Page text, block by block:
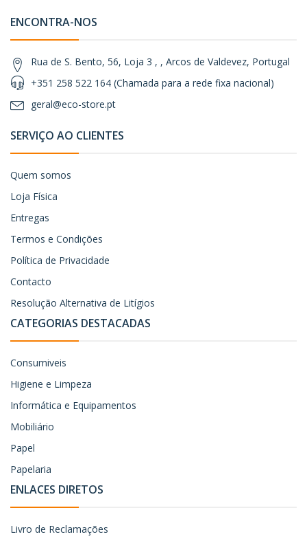
ENCONTRA-NOS
Rua de S. Bento, 56, Loja 3 , , Arcos de Valdevez, Portugal
+351 258 522 164 (Chamada para a rede fixa nacional)
geral@eco-store.pt
SERVIÇO AO CLIENTES
Quem somos
Loja Física
Entregas
Termos e Condições
Política de Privacidade
Contacto
Resolução Alternativa de Litígios
CATEGORIAS DESTACADAS
Consumiveis
Higiene e Limpeza
Informática e Equipamentos
Mobiliário
Papel
Papelaria
ENLACES DIRETOS
Livro de Reclamações